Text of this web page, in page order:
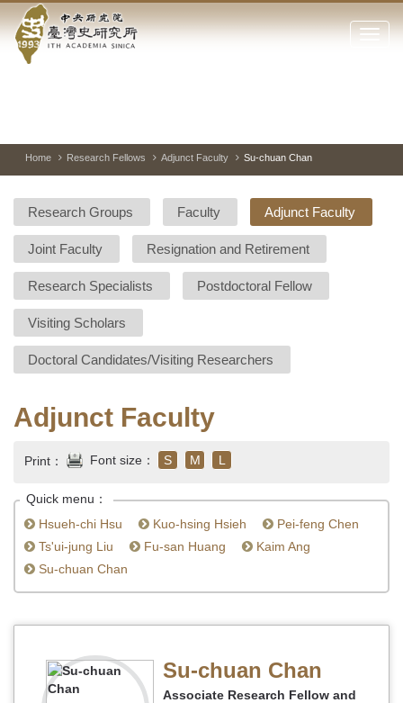
Jump
to
main
Academia
Sinica-
Institute-
Home
Click
main
of
the
and
play
Home Research Fellows Adjunct Faculty Su-chuan Chan
Research Groups Faculty Adjunct Faculty
Joint Faculty Resignation and Retirement
Research Specialists Postdoctoral Fellow
Visiting Scholars
Doctoral Candidates/Visiting Researchers
Adjunct Faculty
Print： Font size： S M L
Quick menu：
Hsueh-chi Hsu
Kuo-hsing Hsieh
Pei-feng Chen
Ts'ui-jung Liu
Fu-san Huang
Kaim Ang
Su-chuan Chan
Su-chuan Chan
Associate Research Fellow and